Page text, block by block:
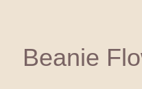
Beanie